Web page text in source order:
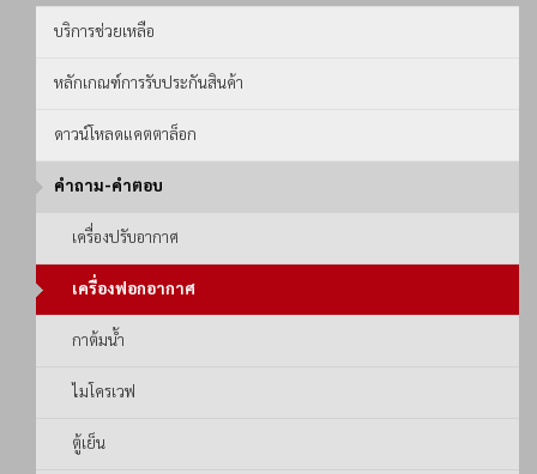
บริการช่วยเหลือ
หลักเกณฑ์การรับประกันสินค้า
ดาวน์โหลดแคตตาล็อก
คำถาม-คำตอบ
เครื่องปรับอากาศ
เครื่องฟอกอากาศ
กาต้มน้ำ
ไมโครเวฟ
ตู้เย็น